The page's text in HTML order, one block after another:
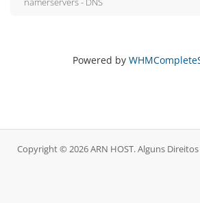
Powered by
Copyright © 2026 ARN HOST. Alguns